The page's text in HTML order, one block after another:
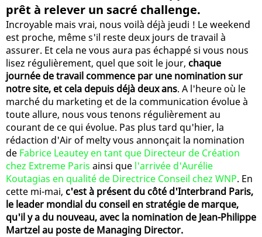
prêt à relever un sacré challenge.
Incroyable mais vrai, nous voilà déjà jeudi ! Le weekend
est proche, même s'il reste deux jours de travail à
assurer. Et cela ne vous aura pas échappé si vous nous
lisez régulièrement, quel que soit le jour, chaque
journée de travail commence par une nomination sur
notre site, et cela depuis déjà deux ans. A l'heure où le
marché du marketing et de la communication évolue à
toute allure, nous vous tenons régulièrement au
courant de ce qui évolue. Pas plus tard qu'hier, la
rédaction d'Air of melty vous annonçait la nomination
de Fabrice Leautey en tant que Directeur de Création
chez Extreme Paris ainsi que l'arrivée d'Aurélie
Koutagias en qualité de Directrice Conseil chez WNP. En
cette mi-mai, c'est à présent du côté d'Interbrand Paris,
le leader mondial du conseil en stratégie de marque,
qu'il y a du nouveau, avec la nomination de Jean-Philippe
Martzel au poste de Managing Director.